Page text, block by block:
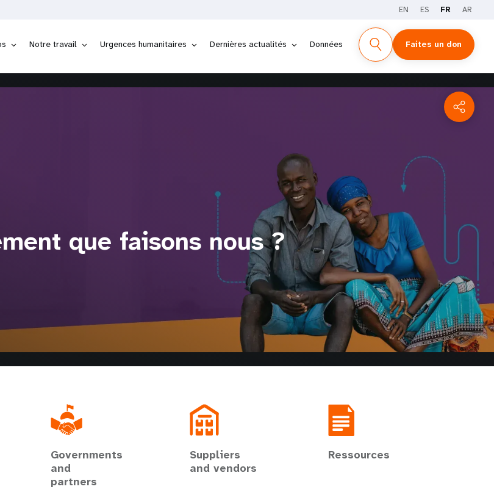
EN ES FR AR
Notre travail Urgences humanitaires Dernières actualités Données Faites un don
que faisons nous ?
Governments
and
partners
Suppliers
and vendors
Ressources